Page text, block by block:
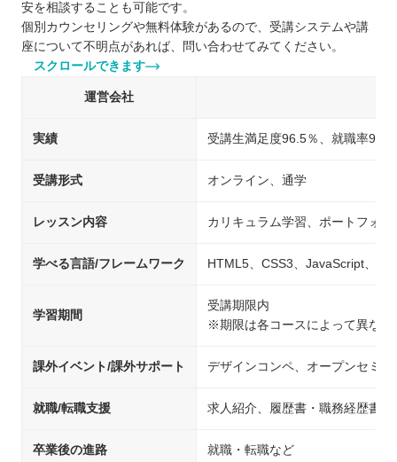
安を相談することも可能です。
個別カウンセリングや無料体験があるので、受講システムや講
座について不明点があれば、問い合わせてみてください。
スクロールできます
運営会社
実績 受講生満足度96.5％、就職率96％
受講形式 オンライン、通学
レッスン内容 カリキュラム学習、ポートフォリ
学べる言語/フレームワーク HTML5、CSS3、JavaScript、
学習期間
受講期限内
※期限は各コースによって異なり
課外イベント/課外サポート デザインコンペ、オープンセミナ
就職/転職支援 求人紹介、履歴書・職務経歴書
卒業後の進路 就職・転職など